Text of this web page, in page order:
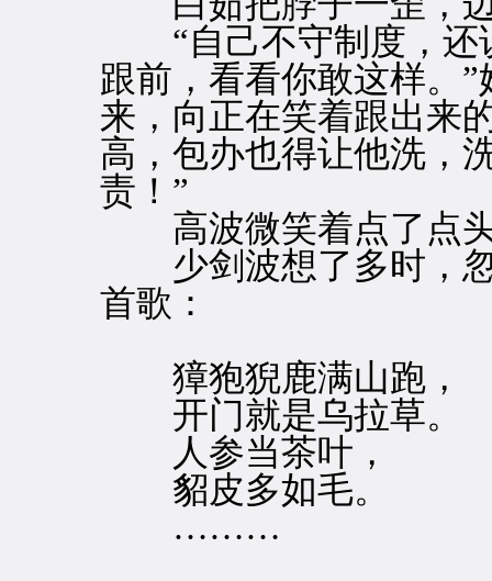
“自己不守制度，还
跟前，看看你敢这样。
来，向正在笑着跟出来
高，包办也得让他洗，
责！”
高波微笑着点了点
少剑波想了多时，忽
首歌：
獐狍猊鹿满山跑，
开门就是乌拉草。
人参当茶叶，
貂皮多如毛。
………